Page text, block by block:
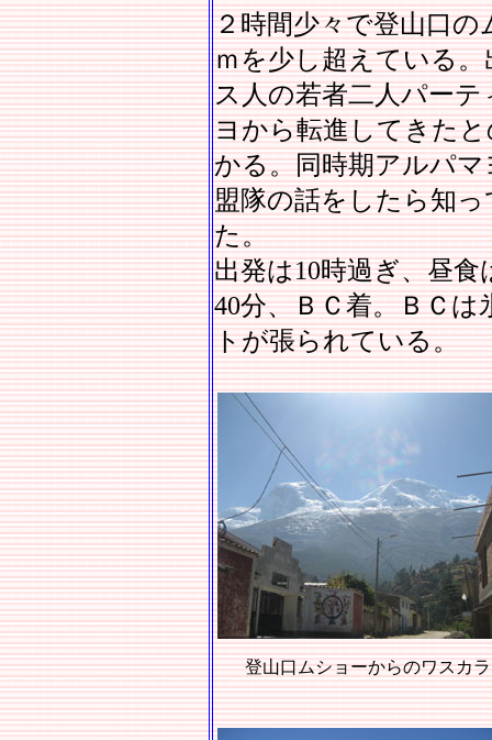
２時間少々で登山口の
ｍを少し超えている
ス人の若者二人パー
ヨから転進してきた
かる。同時期アルパ
盟隊の話をしたら知
た。
出発は10時過ぎ、昼
40分、ＢＣ着。ＢＣ
トが張られている。
登山口ムショーからのワスカ